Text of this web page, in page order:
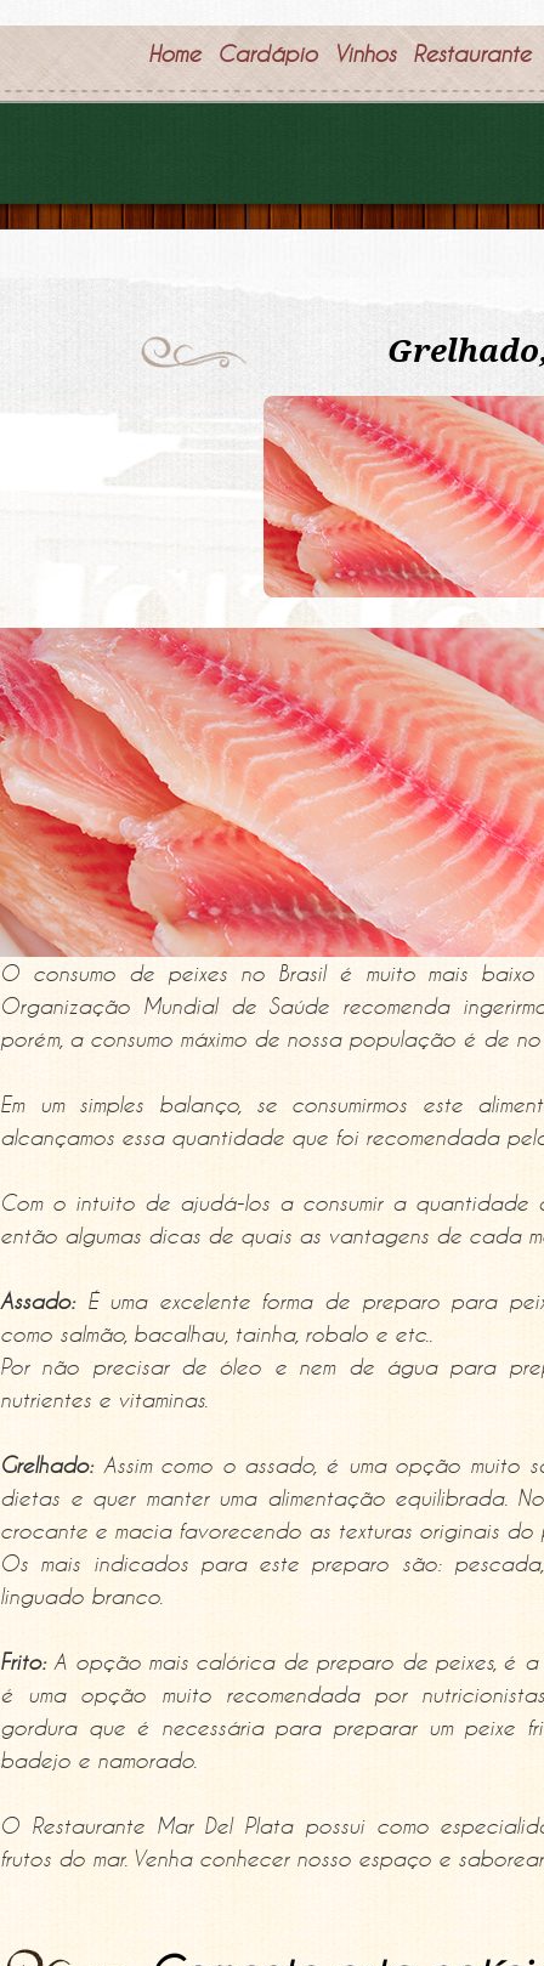
Home Cardápio Vinhos Restaurante
O consumo de peixes no Brasil é muito mais
Organização Mundial de Saúde recomenda
porém, a consumo máximo de nossa população é de
Em um simples balanço, se consumirmos este
alcançamos essa quantidade que foi recomendada
Com o intuito de ajudá-los a consumir a quantidade
então algumas dicas de quais as vantagens de cada
Assado:É uma excelente forma de preparo para
como salmão, bacalhau, tainha, robalo e etc..
Por não precisar de óleo e nem de água para
nutrientes e vitaminas.
Grelhado:Assim como o assado, é uma opção muito
dietas e quer manter uma alimentação equilibrada.
crocante e macia favorecendo as texturas originais do
Os mais indicados para este preparo são:
linguado branco.
Frito:A opção mais calórica de preparo de peixes, é a
é uma opção muito recomendada por
gordura que é necessária para preparar um peixe
badejo e namorado.
O Restaurante Mar Del Plata possui como
frutos do mar. Venha conhecer nosso espaço e